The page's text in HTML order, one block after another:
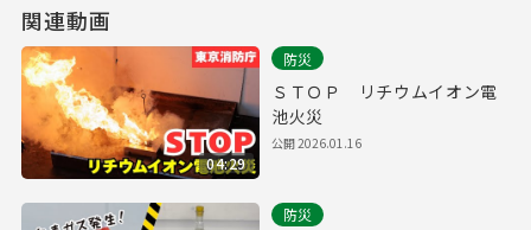
関連動画
04:29
防災
ＳＴＯＰ リチウムイオン電
池火災
公開2026.01.16
防災